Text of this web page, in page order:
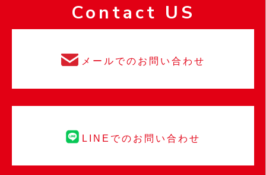
Contact US
メールでのお問い合わせ
LINEでのお問い合わせ